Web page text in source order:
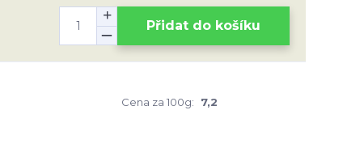
Přidat do košíku
Cena za 100g: 7,2